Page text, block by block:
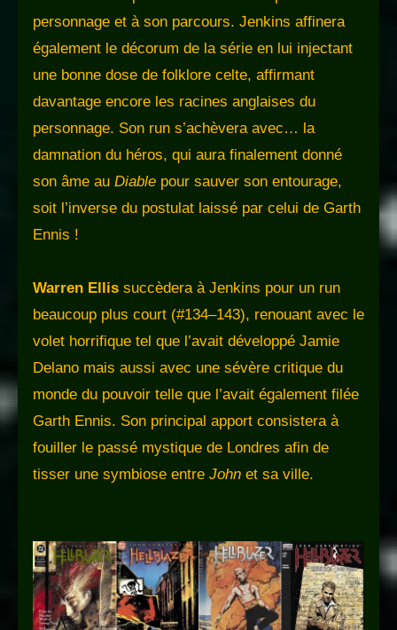
personnage et à son parcours. Jenkins affinera
également le décorum de la série en lui injectant
une bonne dose de folklore celte, affirmant
davantage encore les racines anglaises du
personnage. Son run s’achèvera avec… la
damnation du héros, qui aura finalement donné
son âme au Diable pour sauver son entourage,
soit l’inverse du postulat laissé par celui de Garth
Ennis !
Warren Ellis succèdera à Jenkins pour un run
beaucoup plus court (#134–143), renouant avec le
volet horrifique tel que l’avait développé Jamie
Delano mais aussi avec une sévère critique du
monde du pouvoir telle que l’avait également filée
Garth Ennis. Son principal apport consistera à
fouiller le passé mystique de Londres afin de
tisser une symbiose entre John et sa ville.